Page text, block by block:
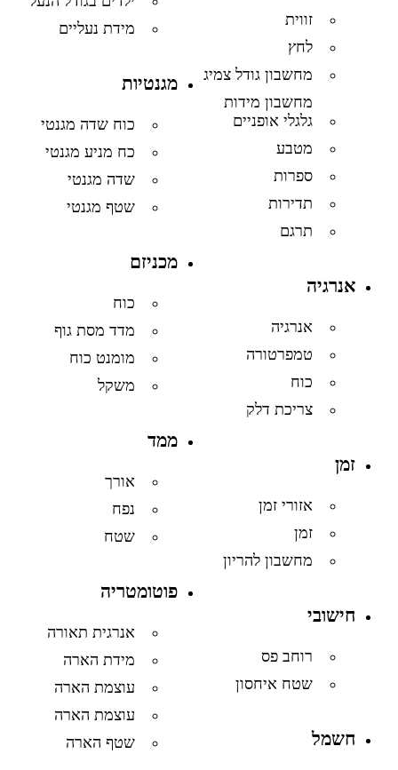
זווית
לחץ
מחשבון גודל צמיג
מחשבון מידות
גלגלי אופניים
מטבע
ספרות
תדירות
תרגם
אנרגיה
אנרגיה
טמפרטורה
כוח
צריכת דלק
זמן
אזורי זמן
זמן
מחשבון להריון
חישובי
רוחב פס
שטח איחסון
חשמל
מידת נעליים
מגנטיות
כוח שדה מגנטי
כח מניע מגנטי
שדה מגנטי
שטף מגנטי
מכניזם
כוח
מדד מסת גוף
מומנט כוח
משקל
ממד
אורך
נפח
שטח
פוטומטריה
אנרגית תאורה
מידת הארה
עוצמת הארה
עוצמת הארה
שטף הארה